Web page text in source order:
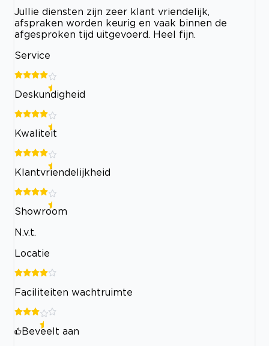
Jullie diensten zijn zeer klant vriendelijk,
afspraken worden keurig en vaak binnen de
afgesproken tijd uitgevoerd. Heel fijn.
Service
Deskundigheid
Kwaliteit
Klantvriendelijkheid
Showroom
N.v.t.
Locatie
Faciliteiten wachtruimte
Beveelt aan